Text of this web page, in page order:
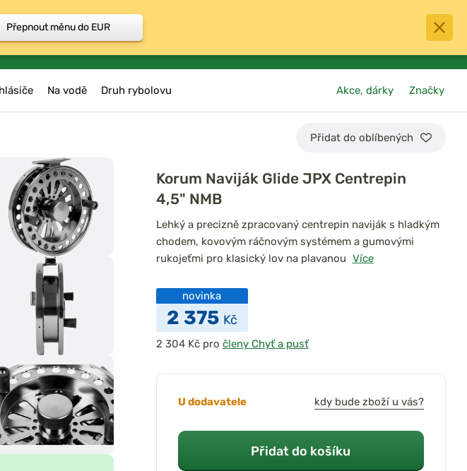
0
košík
Na vodě Druh rybolovu Akce, dárky Značky
Přidat do oblíbených
Korum Naviják Glide JPX Centrepin
4,5" NMB
Lehký a precizně zpracovaný centrepin naviják s hladkým
chodem, kovovým ráčnovým systémem a gumovými
rukojeťmi pro klasický lov na plavanou Více
novinka
2 375 Kč
pro členy Chyť a pusť
U dodavatele kdy bude zboží u vás?
Přidat do košíku
Přepnout měnu do EUR